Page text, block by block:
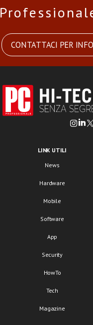
CONTATTACI PER INFO
LINK UTILI
News
Hardware
Mobile
Software
App
Security
HowTo
Tech
Magazine